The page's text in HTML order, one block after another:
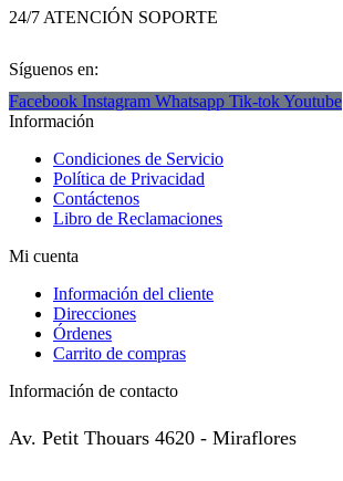
24/7 ATENCIÓN SOPORTE
Síguenos en:
Facebook Instagram Whatsapp Tik-tokYoutube
Información
Condiciones de Servicio
Política de Privacidad
Contáctenos
Libro de Reclamaciones
Mi cuenta
Información del cliente
Direcciones
Órdenes
Carrito de compras
Información de contacto
Av. Petit Thouars 4620 - Miraflores